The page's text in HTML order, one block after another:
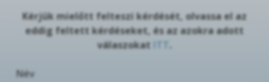
Kérjük mielőtt felteszi kérdését, olvassa el az
eddig feltett kérdéseket, és az azokra adott
válaszokat
Név